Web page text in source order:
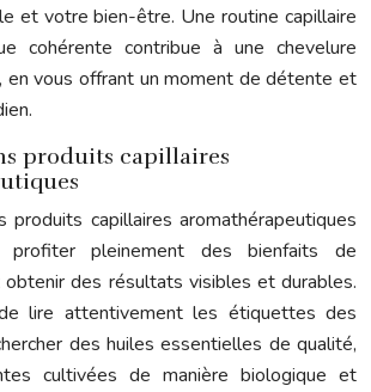
et votre bien-être. Une routine capillaire
cohérente contribue à une chevelure
en vous offrant un moment de détente et
produits capillaires
produits capillaires aromathérapeutiques
pleinement des bienfaits de
obtenir des résultats visibles et durables.
lire attentivement les étiquettes des
des huiles essentielles de qualité,
cultivées de manière biologique et